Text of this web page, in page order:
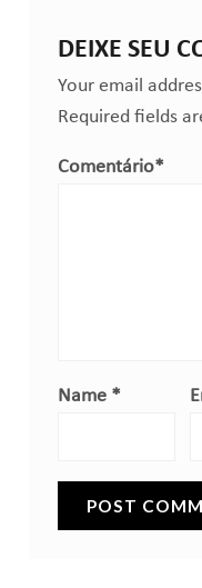
DEIXE SEU
Your email
Required fields
Comentário*
Name *